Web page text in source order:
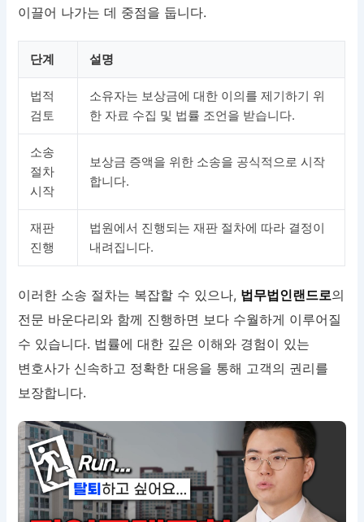
이끌어 나가는 데 중점을 둡니다.
단계 설명
법적
검토
소유자는 보상금에 대한 이의를 제기하기 위
한 자료 수집 및 법률 조언을 받습니다.
소송
절차
시작
보상금 증액을 위한 소송을 공식적으로 시작
합니다.
재판
진행
법원에서 진행되는 재판 절차에 따라 결정이
내려집니다.
이러한 소송 절차는 복잡할 수 있으나, 법무법인랜드로의
전문 바운다리와 함께 진행하면 보다 수월하게 이루어질
수 있습니다. 법률에 대한 깊은 이해와 경험이 있는
변호사가 신속하고 정확한 대응을 통해 고객의 권리를
보장합니다.